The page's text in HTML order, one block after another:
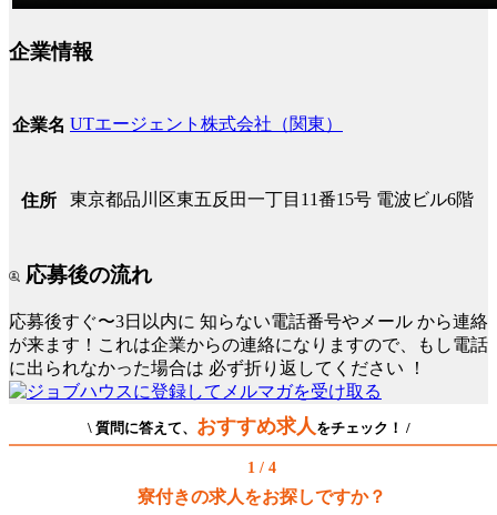
企業情報
企業名 UTエージェント株式会社（関東）
住所 東京都品川区東五反田一丁目11番15号 電波ビル6階
応募後の流れ
応募後すぐ〜3日以内に 知らない電話番号やメール から連絡
が来ます！これは企業からの連絡になりますので、もし電話
に出られなかった場合は 必ず折り返してください ！
\ 質問に答えて、 おすすめ求人 をチェック！ /
1 / 4
寮付きの求人をお探しですか？